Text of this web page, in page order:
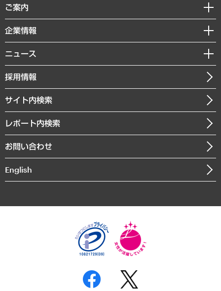
デジタルイノベーション
共生・ダイバーシティ
GRC（ガバナンス・リスク・コンプライアンス）・防災（政策）
経済・産業・雇用・労働
まちづくり・観光・交通・スポーツ・スマートシティ
自然資源・農林水産業・食料システム
経済調査
レポート
コラム
経営用語集
受託・受注実績（官公庁関連）
メディア掲載・出演
ご案内
セミナー・イベント情報
MUFGビジネスセミナー
受託案件情報
企業情報
私たちの想い
社長メッセージ
会社概要
沿革
組織図・本部部室紹介
インドネシア現地法人
個人情報保護方針
反社会的勢力に対する基本方針
ニュース
ニュースリリース
お知らせ
採用情報
サイト内検索
レポート内検索
お問い合わせ
English